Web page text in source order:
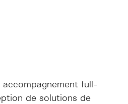
full-
de solutions de